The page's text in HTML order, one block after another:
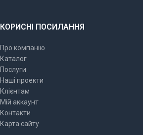
КОРИСНІ ПОСИЛАННЯ
Про компанію
Каталог
Послуги
Наші проекти
Клієнтам
Мій аккаунт
Контакти
Карта сайту